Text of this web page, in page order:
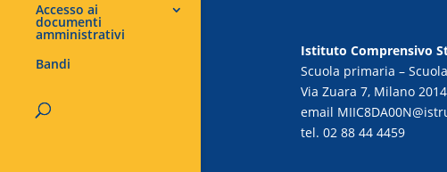
Accesso ai
documenti
amministrativi
Bandi
Istituto Comprensivo
Scuola primaria –
Via Zuara 7, Milano
email
tel. 02 88 44 4459